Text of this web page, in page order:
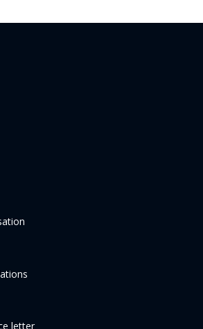
letter